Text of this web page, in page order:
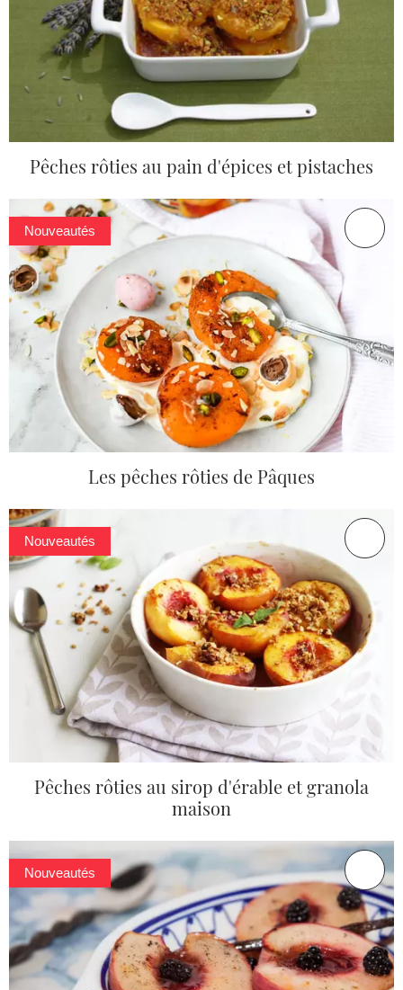
Pêches rôties au pain d'épices et pistaches
Nouveautés
Les pêches rôties de Pâques
Nouveautés
Pêches rôties au sirop d'érable et granola
maison
Nouveautés